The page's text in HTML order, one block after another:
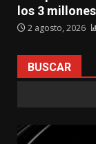
los 3
2 agosto, 2026
BUSCAR